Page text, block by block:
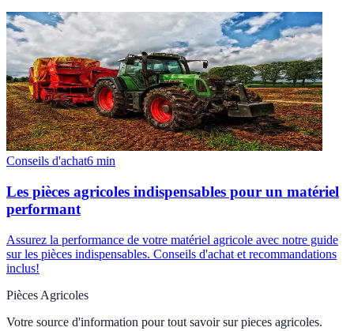
Conseils d'achat6 min
Les pièces agricoles indispensables pour un matériel
performant
Assurez la performance de votre matériel agricole avec notre guide
sur les pièces indispensables. Conseils d'achat et recommandations
inclus!
Pièces Agricoles
Votre source d'information pour tout savoir sur pieces agricoles.